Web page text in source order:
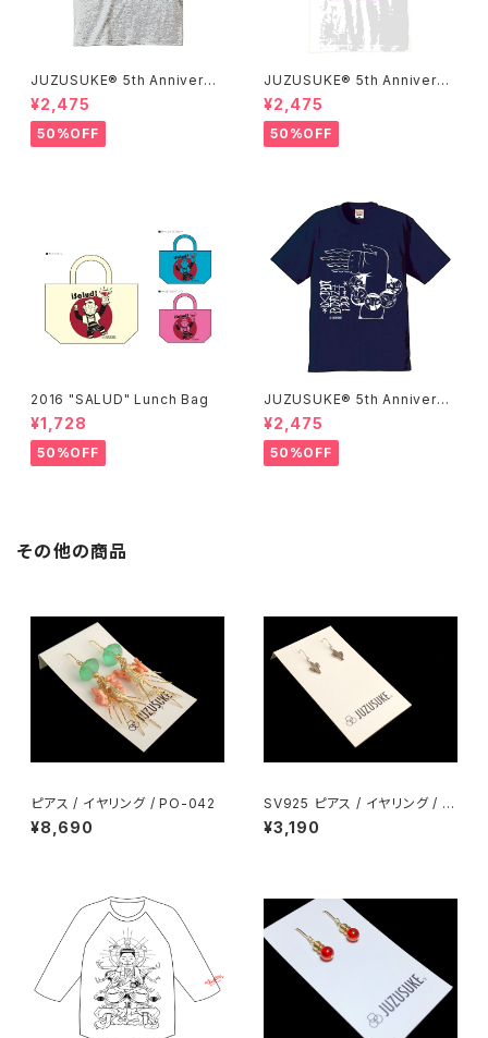
JUZUSUKE® 5th Anniversa
ry Tee
¥2,475
50%OFF
JUZUSUKE® 5th Anniversa
ry Tee
¥2,475
50%OFF
2016 "SALUD" Lunch Bag
¥1,728
50%OFF
JUZUSUKE® 5th Anniversa
ry Tee
¥2,475
50%OFF
その他の商品
ピアス / イヤリング / PO-042
¥8,690
SV925 ピアス / イヤリング / PI
-004
¥3,190